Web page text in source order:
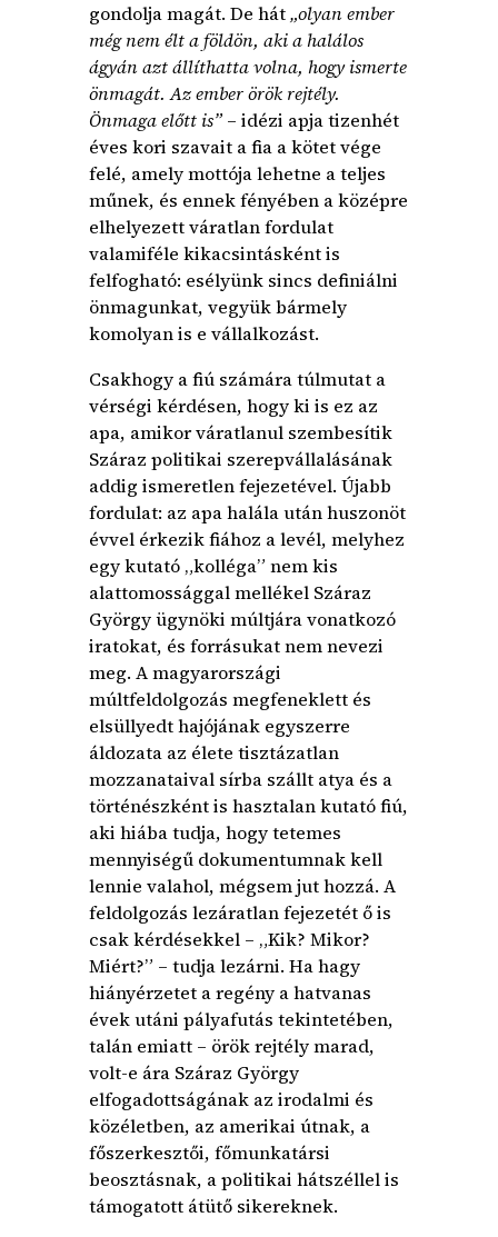
gondolja magát. De hát„olyan ember
még nem élt a földön, aki a halálos
ágyán azt állíthatta volna, hogy ismerte
önmagát. Az ember örök rejtély.
Önmaga előtt is” – idézi apja tizenhét
éves kori szavait a fia a kötet vége
felé, amely mottója lehetne a teljes
műnek, és ennek fényében a középre
elhelyezett váratlan fordulat
valamiféle kikacsintásként is
felfogható: esélyünk sincs definiálni
önmagunkat, vegyük bármely
komolyan is e vállalkozást.
Csakhogy a fiú számára túlmutat a
vérségi kérdésen, hogy ki is ez az
apa, amikor váratlanul szembesítik
Száraz politikai szerepvállalásának
addig ismeretlen fejezetével. Újabb
fordulat: az apa halála után huszonöt
évvel érkezik fiához a levél, melyhez
egy kutató „kolléga” nem kis
alattomossággal mellékel Száraz
György ügynöki múltjára vonatkozó
iratokat, és forrásukat nem nevezi
meg. A magyarországi
múltfeldolgozás megfeneklett és
elsüllyedt hajójának egyszerre
áldozata az élete tisztázatlan
mozzanataival sírba szállt atya és a
történészként is hasztalan kutató fiú,
aki hiába tudja, hogy tetemes
mennyiségű dokumentumnak kell
lennie valahol, mégsem jut hozzá. A
feldolgozás lezáratlan fejezetét ő is
csak kérdésekkel – „Kik? Mikor?
Miért?” – tudja lezárni. Ha hagy
hiányérzetet a regény a hatvanas
évek utáni pályafutás tekintetében,
talán emiatt – örök rejtély marad,
volt-e ára Száraz György
elfogadottságának az irodalmi és
közéletben, az amerikai útnak, a
főszerkesztői, főmunkatársi
beosztásnak, a politikai hátszéllel is
támogatott átütő sikereknek.